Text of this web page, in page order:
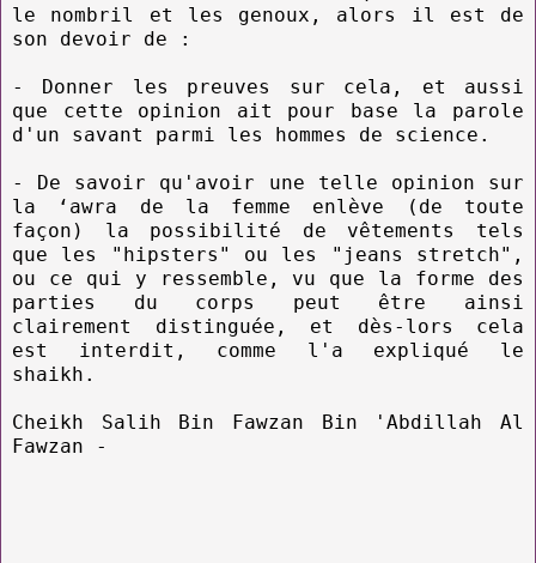
le nombril et les genoux, alors il est de
son devoir de :
- Donner les preuves sur cela, et aussi
que cette opinion ait pour base la parole
d'un savant parmi les hommes de science.
- De savoir qu'avoir une telle opinion sur
la ‘awra de la femme enlève (de toute
façon) la possibilité de vêtements tels
que les "hipsters" ou les "jeans stretch",
ou ce qui y ressemble, vu que la forme des
parties du corps peut être ainsi
clairement distinguée, et dès-lors cela
est interdit, comme l'a expliqué le
shaikh.
Cheikh Salih Bin Fawzan Bin 'Abdillah Al
Fawzan -